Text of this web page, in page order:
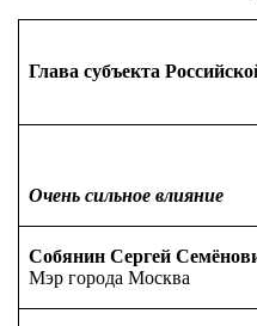
Глава субъекта
Очень сильное влияние
Собянин Сергей
Мэр города Москва